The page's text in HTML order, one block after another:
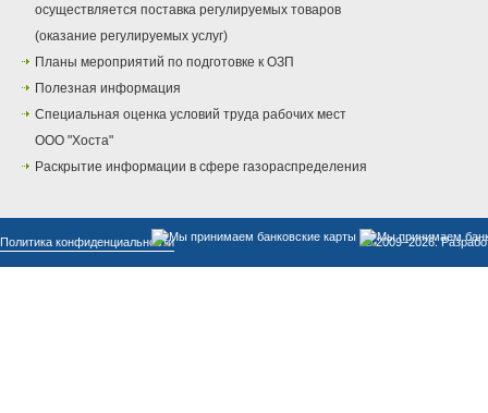
осуществляется поставка регулируемых товаров
(оказание регулируемых услуг)
Планы мероприятий по подготовке к ОЗП
Полезная информация
Специальная оценка условий труда рабочих мест
ООО "Хоста"
Раскрытие информации в сфере газораспределения
Политика конфиденциальности © 2009–2026.